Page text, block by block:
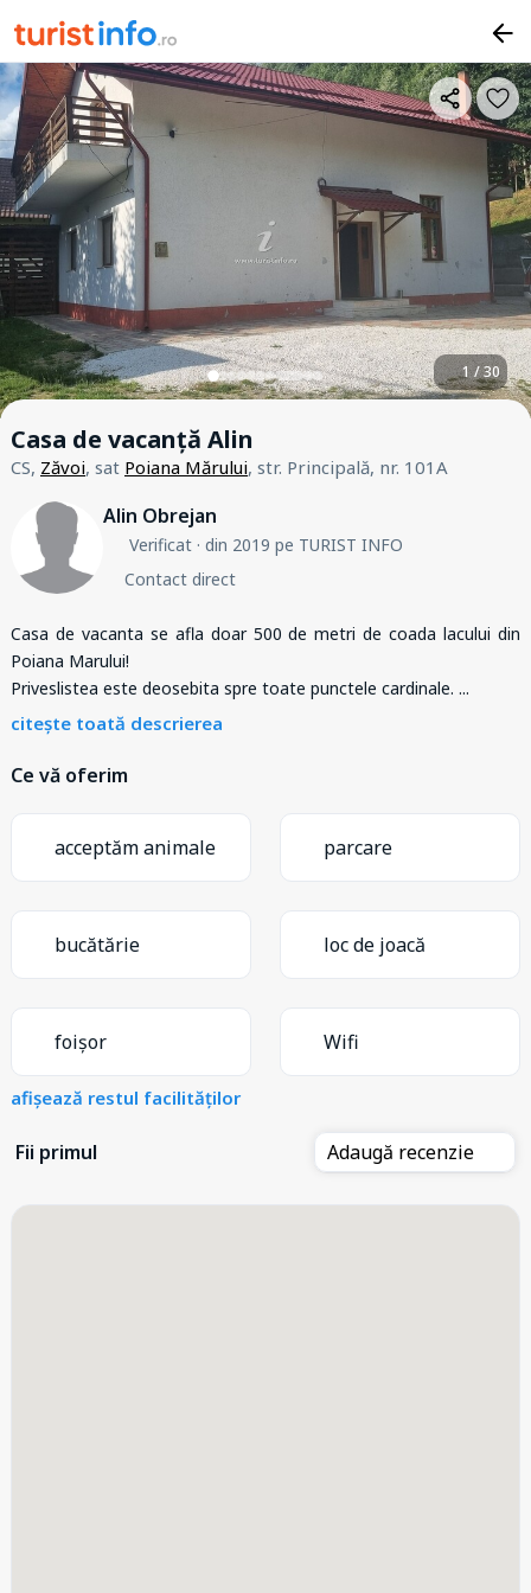
1 / 30
Casa de vacanță Alin
CS, Zăvoi, sat Poiana Mărului, str. Principală, nr. 101A
Alin Obrejan
Verificat· din 2019 pe TURIST INFO
Contact direct
Casa de vacanta se afla doar 500 de metri de coada lacului din
Poiana Marului!
Priveslistea este deosebita spre toate punctele cardinale. ...
citește toată descrierea
Ce vă oferim
acceptăm animale parcare
bucătărie loc de joacă
foișor Wifi
afișează restul facilităților
Fii primul Adaugă recenzie